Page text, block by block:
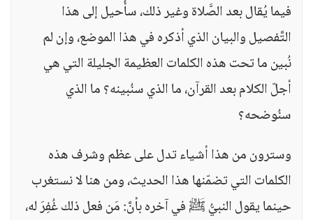
فيما يُقال بعد الصَّلاة وغير ذلك، سأُحيل إلى هذا
التَّفصيل والبيان الذي أذكره في هذا الموضع، وإن لم
نُبين ما تحت هذه الكلمات العظيمة الجليلة التي هي
أجلّ الكلام بعد القرآن، ما الذي سنُبينه؟ ما الذي
سنُوضحه؟
وسترون من هذا أشياء تدل على عظم وشرف هذه
الكلمات التي تضمّنها هذا الحديث، ومن هنا لا نستغرب
حينما يقول النبيُّ ﷺ في آخره بأنَّ: مَن فعل ذلك غُفِرَ له،